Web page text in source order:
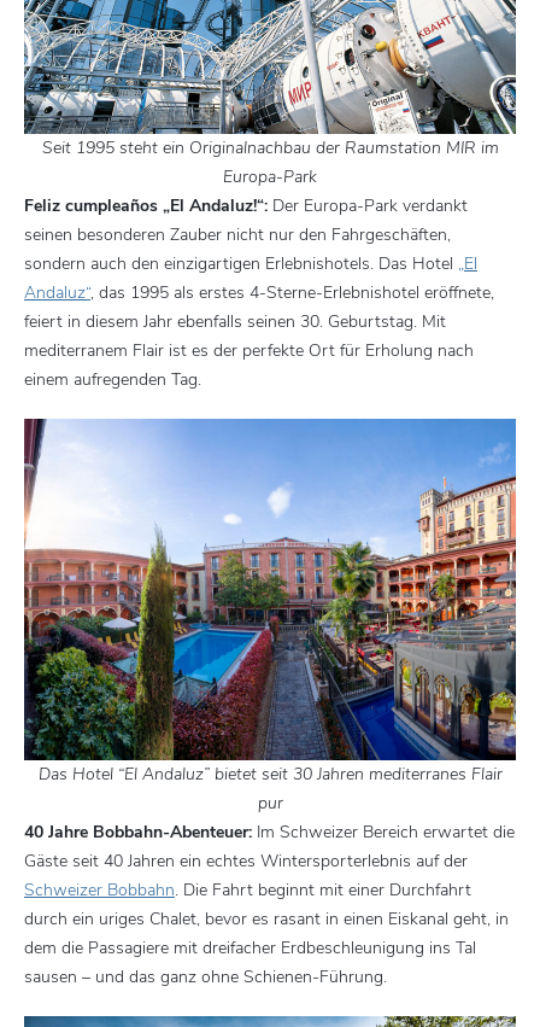
Seit 1995 steht ein Originalnachbau der Raumstation MIR im
Europa-Park
Feliz cumpleaños „El Andaluz!“: Der Europa-Park verdankt
seinen besonderen Zauber nicht nur den Fahrgeschäften,
sondern auch den einzigartigen Erlebnishotels. Das Hotel „El
Andaluz“, das 1995 als erstes 4-Sterne-Erlebnishotel eröffnete,
feiert in diesem Jahr ebenfalls seinen 30. Geburtstag. Mit
mediterranem Flair ist es der perfekte Ort für Erholung nach
einem aufregenden Tag.
Das Hotel “El Andaluz” bietet seit 30 Jahren mediterranes Flair
pur
40 Jahre Bobbahn-Abenteuer: Im Schweizer Bereich erwartet die
Gäste seit 40 Jahren ein echtes Wintersporterlebnis auf der
Schweizer Bobbahn. Die Fahrt beginnt mit einer Durchfahrt
durch ein uriges Chalet, bevor es rasant in einen Eiskanal geht, in
dem die Passagiere mit dreifacher Erdbeschleunigung ins Tal
sausen – und das ganz ohne Schienen-Führung.